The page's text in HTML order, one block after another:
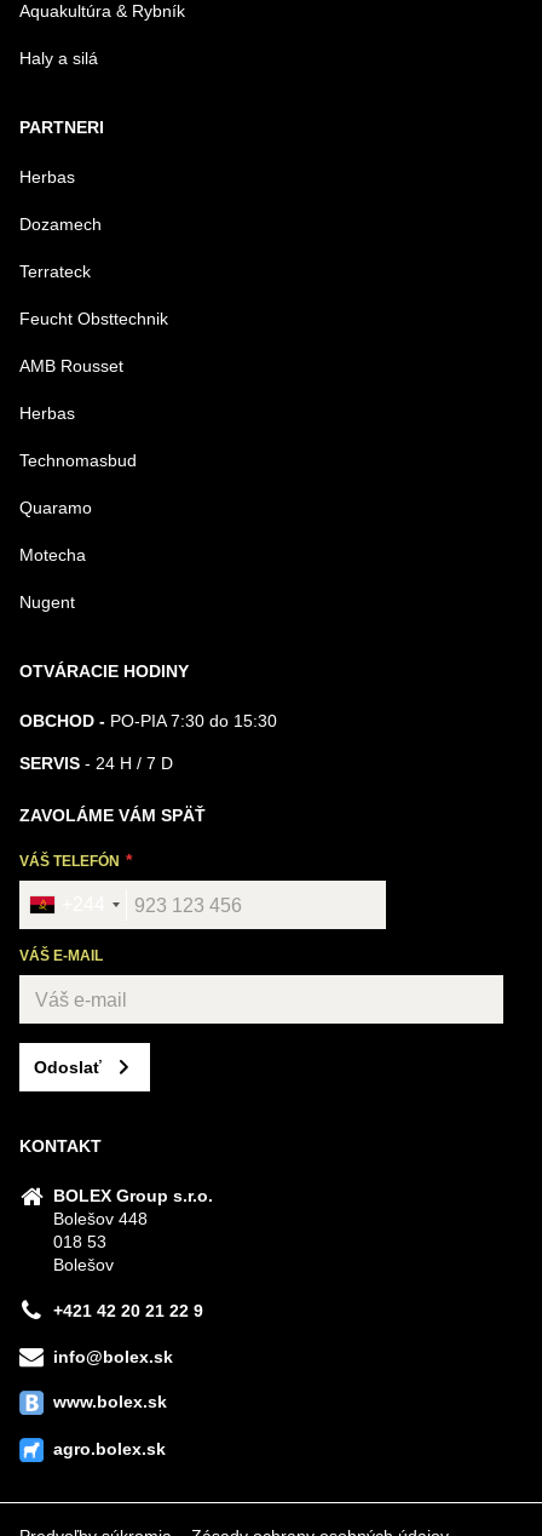
Aquakultúra & Rybník
Haly a silá
PARTNERI
Herbas
Dozamech
Terrateck
Feucht Obsttechnik
AMB Rousset
Herbas
Technomasbud
Quaramo
Motecha
Nugent
OTVÁRACIE HODINY
OBCHOD - PO-PIA 7:30 do 15:30
SERVIS - 24 H / 7 D
ZAVOLÁME VÁM SPÄŤ
VÁŠ TELEFÓN
VÁŠ E-MAIL
Odoslať
KONTAKT
BOLEX Group s.r.o.
Bolešov 448
018 53
Bolešov
+421 42 20 21 22 9
info@bolex.sk
www.bolex.sk
agro.bolex.sk